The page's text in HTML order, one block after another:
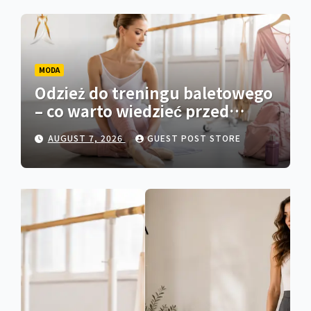
MODA
Odzież do treningu baletowego
– co warto wiedzieć przed
zakupem
AUGUST 7, 2026 GUEST POST STORE